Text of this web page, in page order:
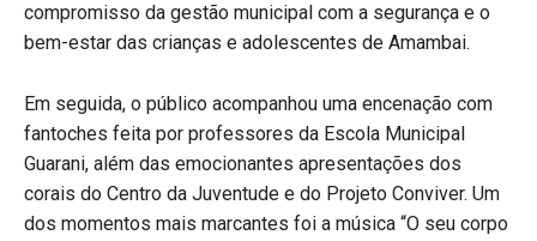
compromisso da gestão municipal com a segurança e o
bem-estar das crianças e adolescentes de Amambai.
Em seguida, o público acompanhou uma encenação com
fantoches feita por professores da Escola Municipal
Guarani, além das emocionantes apresentações dos
corais do Centro da Juventude e do Projeto Conviver. Um
dos momentos mais marcantes foi a música “O seu corpo